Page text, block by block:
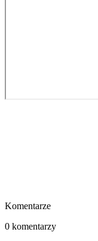
Komentarze
0 komentarzy